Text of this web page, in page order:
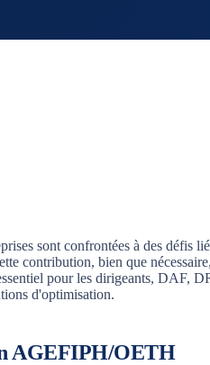
sont confrontées à des défis
contribution, bien que
pour les dirigeants, DAF,
d'optimisation.
AGEFIPH/OETH